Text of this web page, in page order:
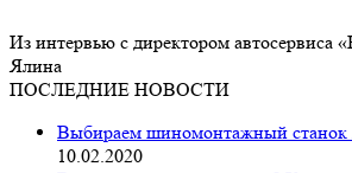
Из интервью с директором автосервиса
Ялина
ПОСЛЕДНИЕ НОВОСТИ
Выбираем шиномонтажный
10.02.2020